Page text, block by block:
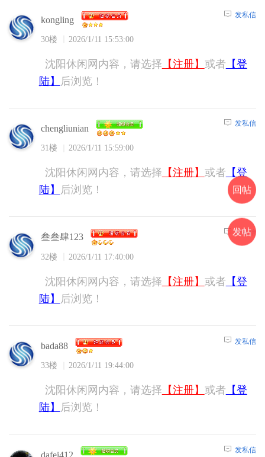
kongling
30楼 2026/1/11 15:53:00
发私信
沈阳休闲网内容，请选择 【注册】 或者 【登
陆】
后浏览！
chengliunian
31楼 2026/1/11 15:59:00
发私信
沈阳休闲网内容，请选择 【注册】 或者 【登
陆】
后浏览！
叁叁肆123
32楼 2026/1/11 17:40:00
发私信
沈阳休闲网内容，请选择 【注册】 或者 【登
陆】
后浏览！
bada88
33楼 2026/1/11 19:44:00
发私信
沈阳休闲网内容，请选择 【注册】 或者 【登
陆】
后浏览！
dafei412 发私信
回帖
发帖